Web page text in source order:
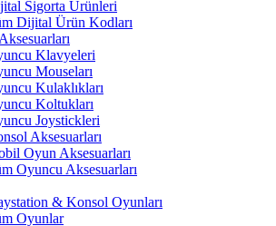
Sigorta Ürünleri
Dijital Ürün Kodları
Klavyeleri
Mouseları
Kulaklıkları
Koltukları
Joystickleri
Aksesuarları
Oyun Aksesuarları
Oyuncu Aksesuarları
& Konsol Oyunları
Oyunlar